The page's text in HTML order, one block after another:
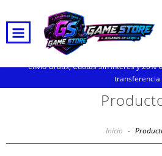
Envio Gratis, Cuotas Sin Interes y 20%
transferencia
Inicio -